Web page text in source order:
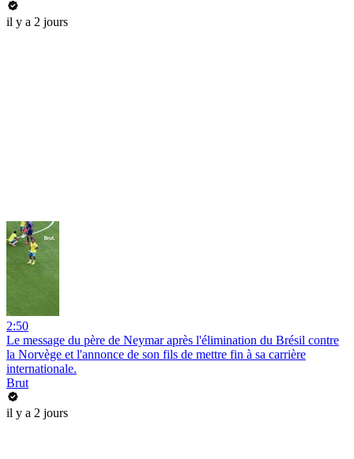
il y a 2 jours
2:50
Le message du père de Neymar après l'élimination du Brésil contre
la Norvège et l'annonce de son fils de mettre fin à sa carrière
internationale.
Brut
il y a 2 jours